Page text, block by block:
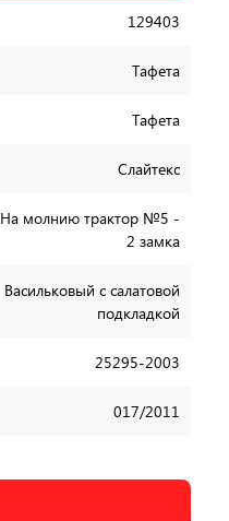
129403
Тафета
Тафета
Слайтекс
На молнию трактор №5 -
2 замка
Васильковый с салатовой
подкладкой
25295-2003
017/2011